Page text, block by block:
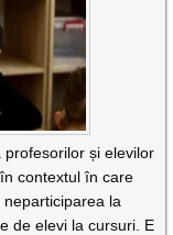
profesorilor și elevilor
contextul în care
la
de elevi la cursuri. E